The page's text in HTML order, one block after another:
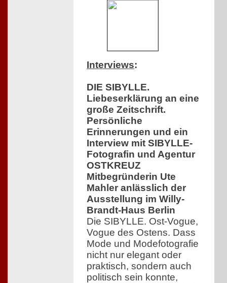
Interviews:
DIE SIBYLLE.
Liebeserklärung an eine
große Zeitschrift.
Persönliche
Erinnerungen und ein
Interview mit SIBYLLE-
Fotografin und Agentur
OSTKREUZ
Mitbegründerin Ute
Mahler anlässlich der
Ausstellung im Willy-
Brandt-Haus Berlin
Die SIBYLLE. Ost-Vogue,
Vogue des Ostens. Dass
Mode und Modefotografie
nicht nur elegant oder
praktisch, sondern auch
politisch sein konnte,